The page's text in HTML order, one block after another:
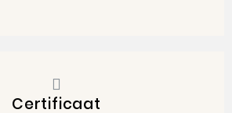
Certificaat